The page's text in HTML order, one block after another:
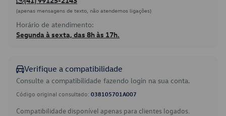
(apenas mensagens de texto, não atendemos ligações)
Horário de atendimento:
Segunda à sexta, das 8h às 17h.
Verifique a compatibilidade
Consulte a compatibilidade fazendo login na sua conta.
Código original consultado: 038105701A007
Compatibilidade disponível apenas para clientes logados.